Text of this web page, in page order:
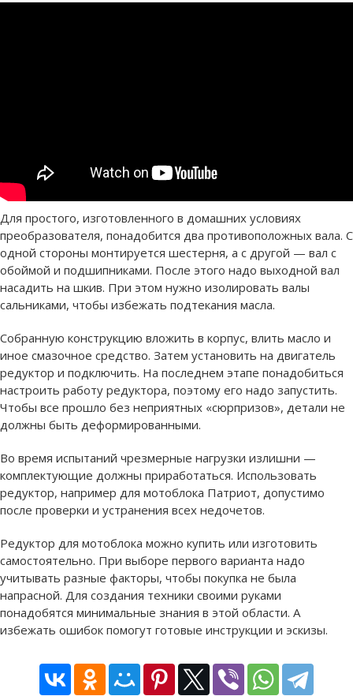
Для простого, изготовленного в домашних условиях
преобразователя, понадобится два противоположных вала. С
одной стороны монтируется шестерня, а с другой — вал с
обоймой и подшипниками. После этого надо выходной вал
насадить на шкив. При этом нужно изолировать валы
сальниками, чтобы избежать подтекания масла.
Собранную конструкцию вложить в корпус, влить масло и
иное смазочное средство. Затем установить на двигатель
редуктор и подключить. На последнем этапе понадобиться
настроить работу редуктора, поэтому его надо запустить.
Чтобы все прошло без неприятных «сюрпризов», детали не
должны быть деформированными.
Во время испытаний чрезмерные нагрузки излишни —
комплектующие должны приработаться. Использовать
редуктор, например для мотоблока Патриот, допустимо
после проверки и устранения всех недочетов.
Редуктор для мотоблока можно купить или изготовить
самостоятельно. При выборе первого варианта надо
учитывать разные факторы, чтобы покупка не была
напрасной. Для создания техники своими руками
понадобятся минимальные знания в этой области. А
избежать ошибок помогут готовые инструкции и эскизы.